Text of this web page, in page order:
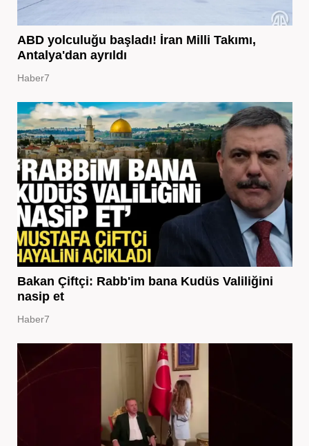
ABD yolculuğu başladı! İran Milli Takımı,
Antalya'dan ayrıldı
Haber7
Bakan Çiftçi: Rabb'im bana Kudüs Valiliğini
nasip et
Haber7